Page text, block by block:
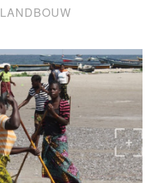
LANDBOUW